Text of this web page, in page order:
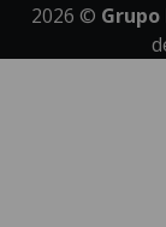
2026 © Grupo